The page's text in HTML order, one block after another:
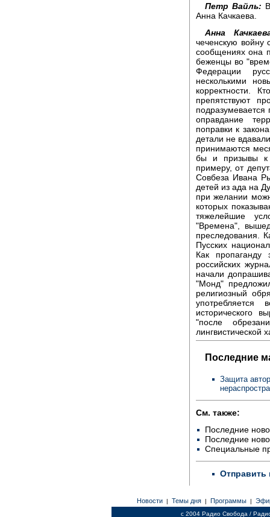
Петр Вайль:
Анна Качкаева.
Анна
чеченскую войну
сообщениях она
беженцы во
Федерации
несколькими
корректности.
препятствуют
оправдание
поправки к
детали не
принимаются
бы и призывы к
примеру, от
Совбеза Ивана
детей из ада на
при желании
которых
тяжелейшие
"Времена",
преследования.
Пусских
Как
российских
начали
"Монд"
религиозный
исторического
"после
лингвистической
Последние
Защита
См. также:
Последние
Последние
Специальные
Отправить
Новости | Темы дня | Программы |
c 2004 Радио Свобода /